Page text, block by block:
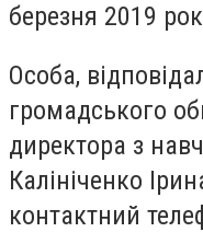
березня 2019
Особа,
громадського
директора з
Калініченко
контактний